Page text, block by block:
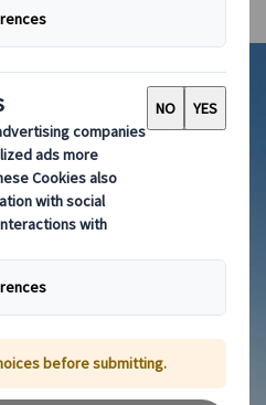
long de la mer intérieure